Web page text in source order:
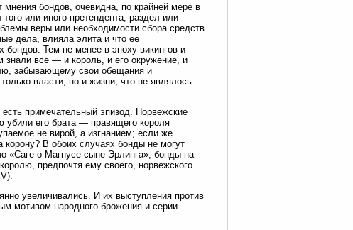
мнения бондов, очевидна, по крайней мере в
того или иного претендента, раздел или
веры или необходимости сбора средств
дела, влияла элита и что ее
бондов. Тем не менее в эпоху викингов и
знали все — и король, и его окружение, и
забывающему свои обещания и
власти, но и жизни, что не являлось
примечательный эпизод. Норвежские
убили его брата — правящего короля
не вирой, а изгнанием; если же
корону? В обоих случаях бонды не могут
«Саге о Магнусе сыне Эрлинга», бонды на
предпочтя ему своего, норвежского
увеличивались. И их выступления против
мотивом народного брожения и серии